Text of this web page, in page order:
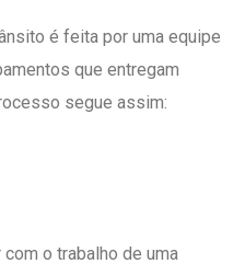
é feita por uma equipe
que entregam
segue assim:
o trabalho de uma